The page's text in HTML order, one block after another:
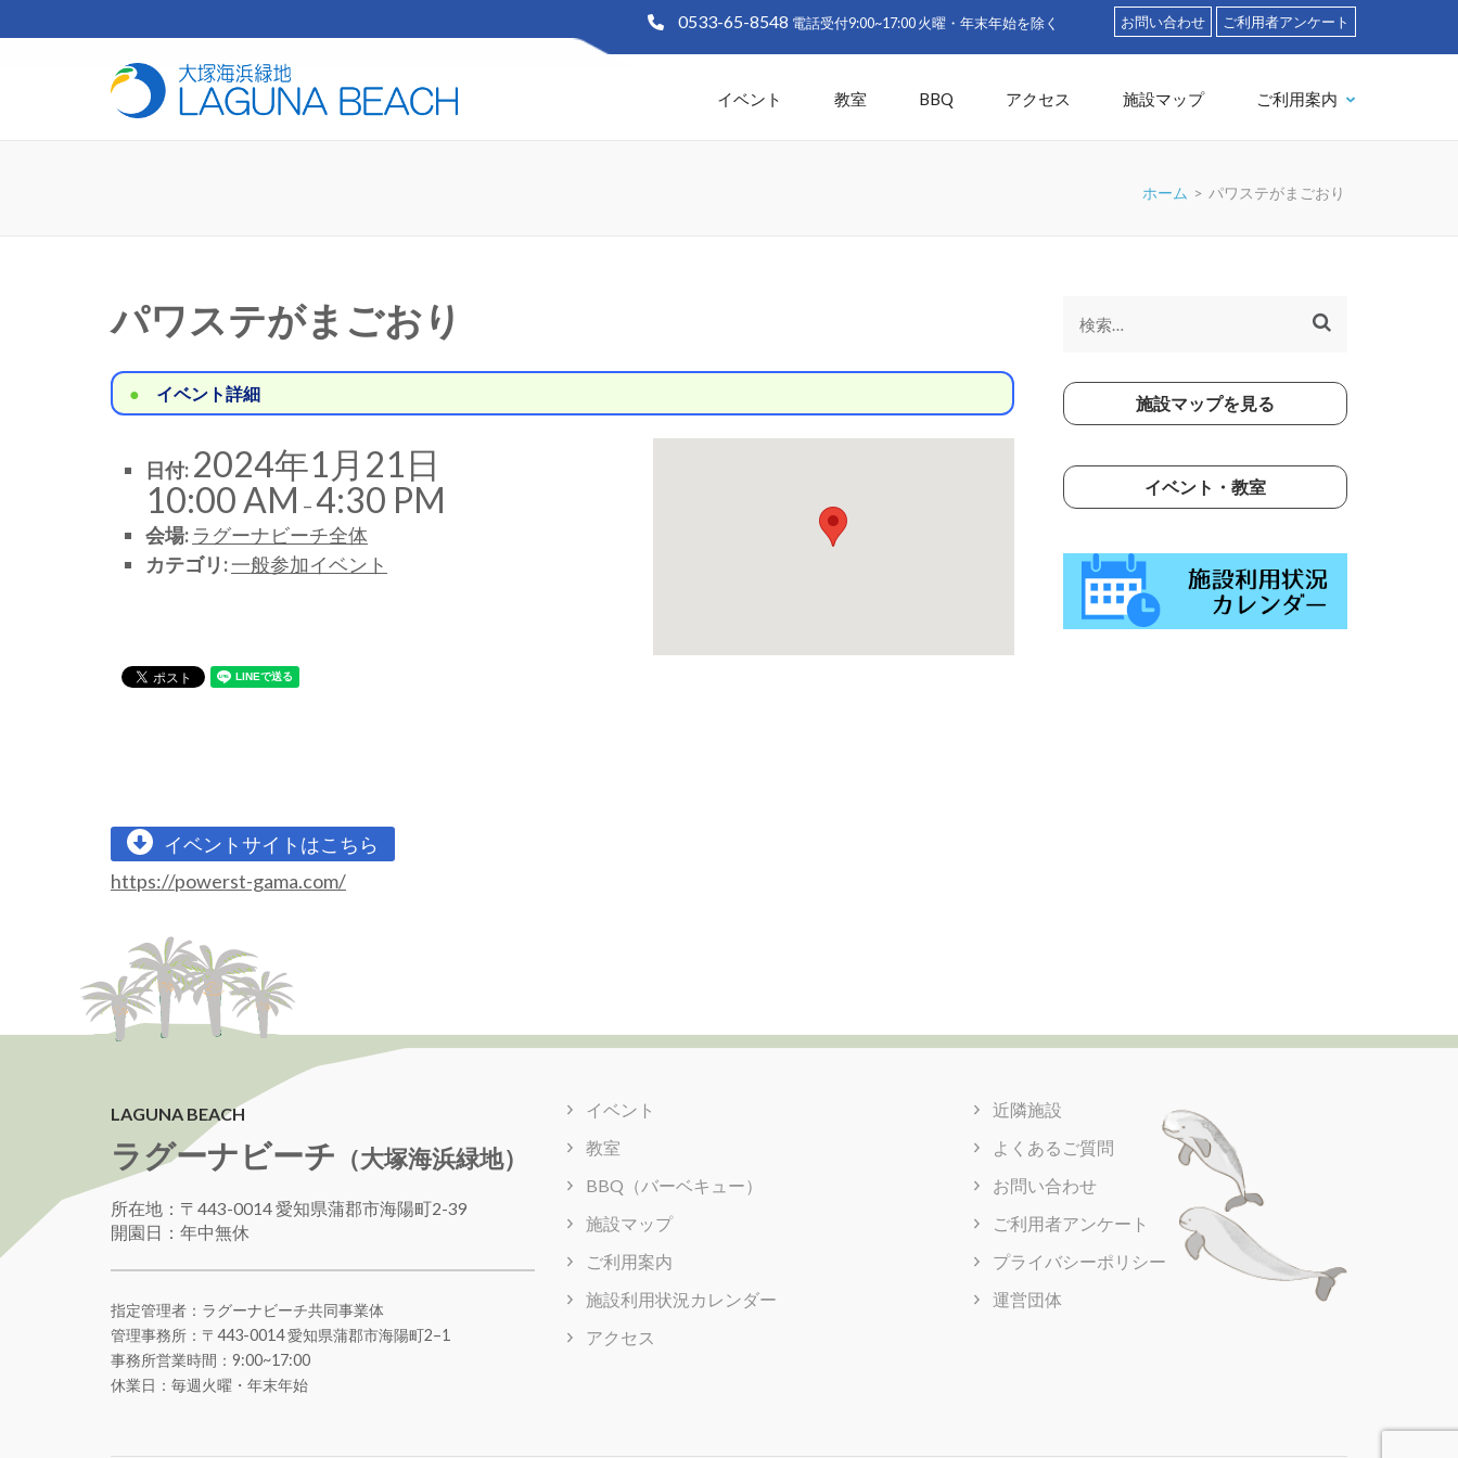
ン
0533-65-8548
大塚海浜緑地「ラグーナビーチ」
イベント 教室 BBQ アクセス 施設マップ ご利用案内
お問い合わせ ご利用者アンケート
ホーム > パワステがまごおり
パワステがまごおり
イベント詳細
日付: 2024年1月21日
10:00 AM –4:30 PM
会場: ラグーナビーチ全体
カテゴリ:一般参加イベント
イベントサイトはこちら
https://powerst-gama.com/
検
施設マップを見る
イベント・教室
LAGUNA BEACH
ラグーナビーチ （大塚海浜緑地）
所在地：〒443-0014 愛知県蒲郡市海陽町2-39
開園日：年中無休
指定管理者：ラグーナビーチ共同事業体
管理事務所：〒443-0014 愛知県蒲郡市海陽町2–1
事務所営業時間：9:00~17:00
休業日：毎週火曜・年末年始
イベント
教室
BBQ（バーベキュー）
施設マップ
ご利用案内
施設利用状況カレンダー
アクセス
近隣施設
よくあるご質問
お問い合わせ
ご利用者アンケート
プライバシーポリシー
運営団体